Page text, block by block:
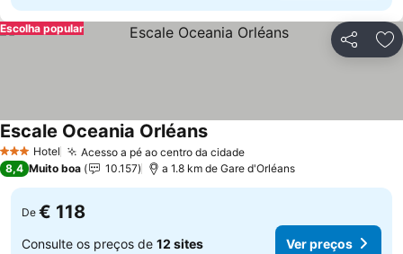
Partilhar
Escolha popular
3 EstrelasHotel Acesso a pé ao centro da cidade
Escale Oceania Orléans
8,4 Muito boa 10.157 a 1.8 km de Gare d'Orléans
De € 118
Consulte os preços de 12 sites Ver preços